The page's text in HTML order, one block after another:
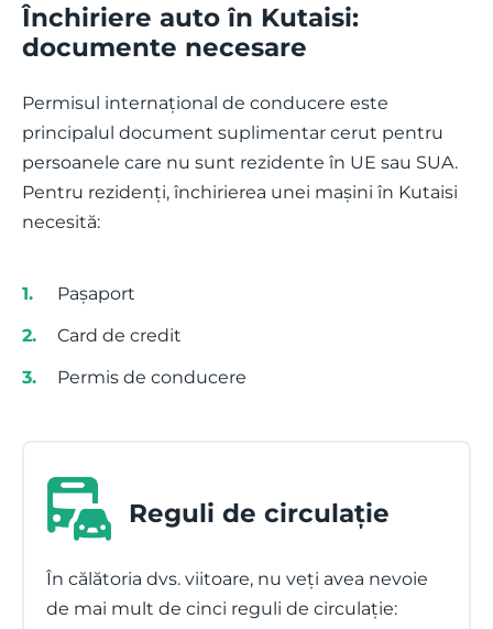
Închiriere auto în Kutaisi:
documente necesare
Permisul internațional de conducere este
principalul document suplimentar cerut pentru
persoanele care nu sunt rezidente în UE sau SUA.
Pentru rezidenți, închirierea unei mașini în Kutaisi
necesită:
Pașaport
Card de credit
Permis de conducere
Reguli de circulație
În călătoria dvs. viitoare, nu veți avea nevoie
de mai mult de cinci reguli de circulație: